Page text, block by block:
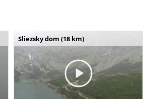
Sliezsky dom (18 km)